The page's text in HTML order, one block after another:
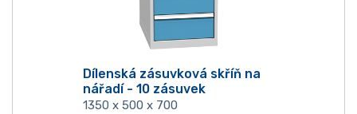
Dílenská zásuvková skříň na
nářadí - 10 zásuvek
1350 x 500 x 700